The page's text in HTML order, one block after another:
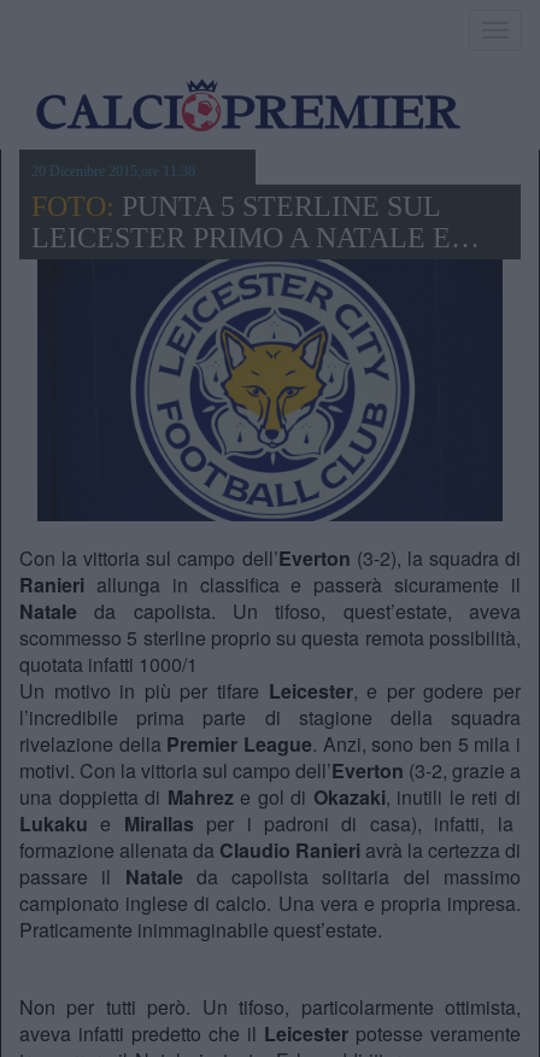
20 Dicembre 2015,ore 11.36
FOTO: PUNTA 5 STERLINE SUL
LEICESTER PRIMO A NATALE E…
Con la vittoria sul campo dell’Everton (3-2), la squadra di
Ranieri allunga in classifica e passerà sicuramente il
Natale da capolista. Un tifoso, quest’estate, aveva
scommesso 5 sterline proprio su questa remota possibilità,
quotata infatti 1000/1
Un motivo in più per tifare Leicester, e per godere per
l’incredibile prima parte di stagione della squadra
rivelazione della Premier League. Anzi, sono ben 5 mila i
motivi. Con la vittoria sul campo dell’Everton (3-2, grazie a
una doppietta di Mahreze gol di Okazaki, inutili le reti di
Lukaku e Mirallas per i padroni di casa), infatti, la
formazione allenata da Claudio Ranieri avrà la certezza di
passare il Natale da capolista solitaria del massimo
campionato inglese di calcio. Una vera e propria impresa.
Praticamente inimmaginabile quest’estate.
Non per tutti però. Un tifoso, particolarmente ottimista,
aveva infatti predetto che il Leicester potesse veramente